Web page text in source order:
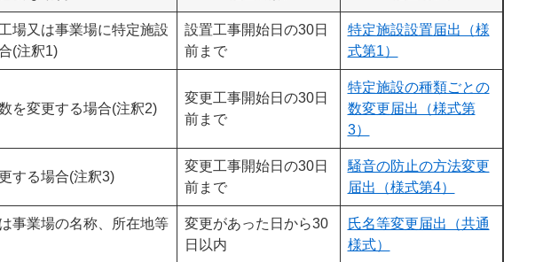
場又は事業場に特定施設
(注釈1)
設置工事開始日の30日
前まで
特定施設設置届出（様
式第1）
を変更する場合(注釈2)
変更工事開始日の30日
前まで
特定施設の種類ごとの
数変更届出（様式第
3）
する場合(注釈3)
変更工事開始日の30日
前まで
騒音の防止の方法変更
届出（様式第4）
事業場の名称、所在地等
変更があった日から30
日以内
氏名等変更届出（共通
様式）